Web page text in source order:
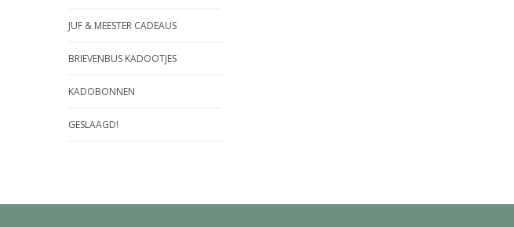
JUF & MEESTER CADEAUS
BRIEVENBUS KADOOTJES
KADOBONNEN
GESLAAGD!